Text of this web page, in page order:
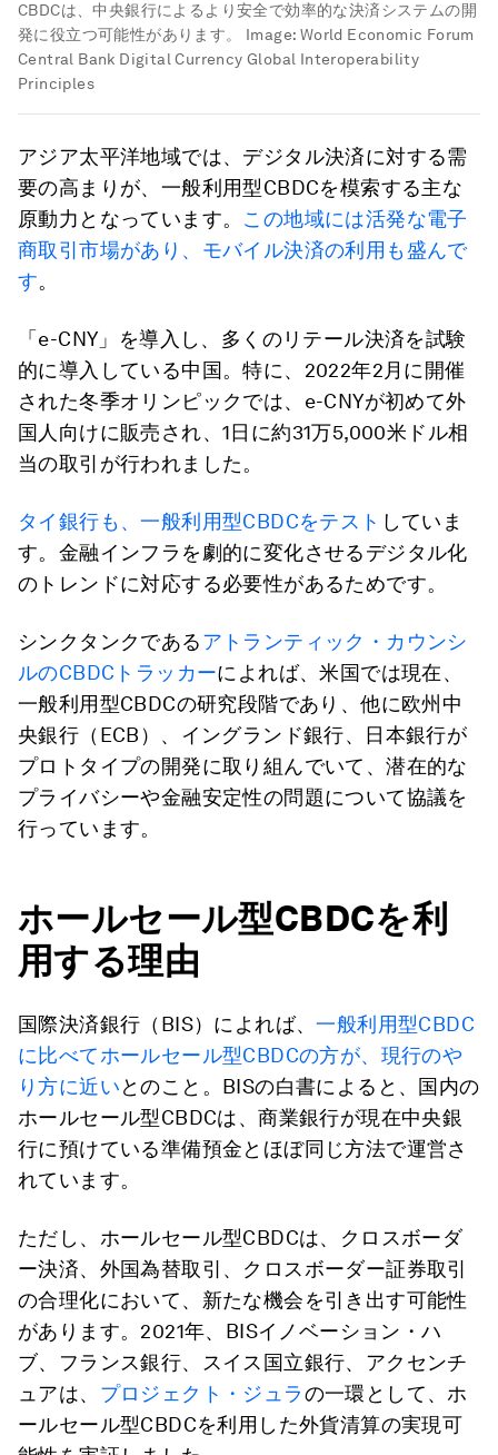
CBDCは、中央銀行によるより安全で効率的な決済システムの開
発に役立つ可能性があります。
Image: World Economic Forum
Central Bank Digital Currency Global Interoperability
Principles
アジア太平洋地域では、デジタル決済に対する需
要の高まりが、一般利用型CBDCを模索する主な
原動力となっています。 この地域には活発な電子
商取引市場があり、モバイル決済の利用も盛んで
す。
「e-CNY」を導入し、多くのリテール決済を試験
的に導入している中国。特に、2022年2月に開催
された冬季オリンピックでは、e-CNYが初めて外
国人向けに販売され、1日に約31万5,000米ドル相
当の取引が行われました。
タイ銀行も、一般利用型CBDCをテスト していま
す。金融インフラを劇的に変化させるデジタル化
のトレンドに対応する必要性があるためです。
シンクタンクであるアトランティック・カウンシ
ルのCBDCトラッカーによれば、米国では現在、
一般利用型CBDCの研究段階であり、他に欧州中
央銀行（ECB）、イングランド銀行、日本銀行が
プロトタイプの開発に取り組んでいて、潜在的な
プライバシーや金融安定性の問題について協議を
行っています。
ホールセール型CBDCを利
用する理由
国際決済銀行（BIS）によれば、一般利用型CBDC
に比べてホールセール型CBDCの方が、現行のや
り方に近いとのこと。BISの白書によると、国内の
ホールセール型CBDCは、商業銀行が現在中央銀
行に預けている準備預金とほぼ同じ方法で運営さ
れています。
ただし、ホールセール型CBDCは、クロスボーダ
ー決済、外国為替取引、クロスボーダー証券取引
の合理化において、新たな機会を引き出す可能性
があります。2021年、BISイノベーション・ハ
ブ、フランス銀行、スイス国立銀行、アクセンチ
ュアは、 プロジェクト・ジュラの一環として、ホ
ールセール型CBDCを利用した外貨清算の実現可